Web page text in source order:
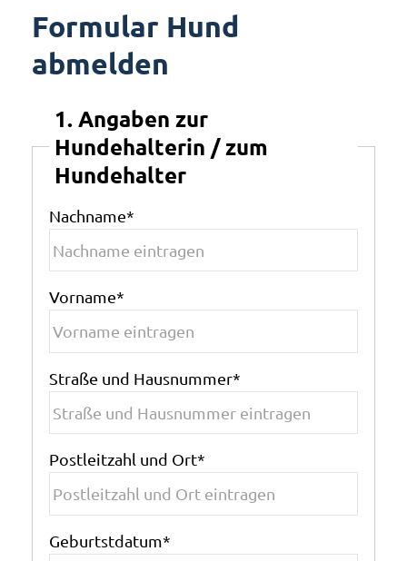
Formular Hund
abmelden
1. Angaben zur
Hundehalterin / zum
Hundehalter
Nachname*
Vorname*
Straße und Hausnummer*
Postleitzahl und Ort*
Geburtstdatum*